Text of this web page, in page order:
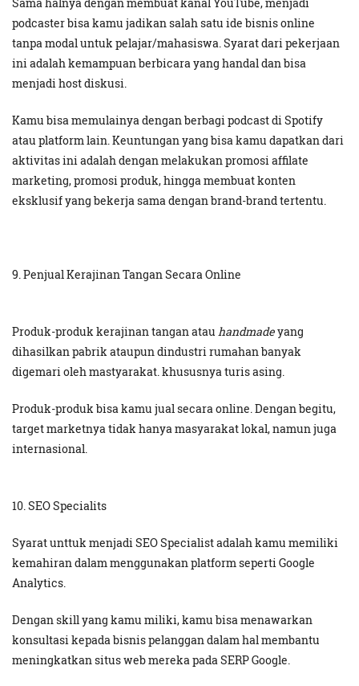
podcaster bisa kamu jadikan salah satu ide bisnis online
tanpa modal untuk pelajar/mahasiswa. Syarat dari pekerjaan
ini adalah kemampuan berbicara yang handal dan bisa
menjadi host diskusi.
Kamu bisa memulainya dengan berbagi podcast di Spotify
atau platform lain. Keuntungan yang bisa kamu dapatkan dari
aktivitas ini adalah dengan melakukan promosi affilate
marketing, promosi produk, hingga membuat konten
eksklusif yang bekerja sama dengan brand-brand tertentu.
9. Penjual Kerajinan Tangan Secara Online
Produk-produk kerajinan tangan atau handmadeyang
dihasilkan pabrik ataupun dindustri rumahan banyak
digemari oleh mastyarakat. khususnya turis asing.
Produk-produk bisa kamu jual secara online. Dengan begitu,
target marketnya tidak hanya masyarakat lokal, namun juga
internasional.
10. SEO Specialits
Syarat unttuk menjadi SEO Specialist adalah kamu memiliki
kemahiran dalam menggunakan platform seperti Google
Analytics.
Dengan skill yang kamu miliki, kamu bisa menawarkan
konsultasi kepada bisnis pelanggan dalam hal membantu
meningkatkan situs web mereka pada SERP Google.